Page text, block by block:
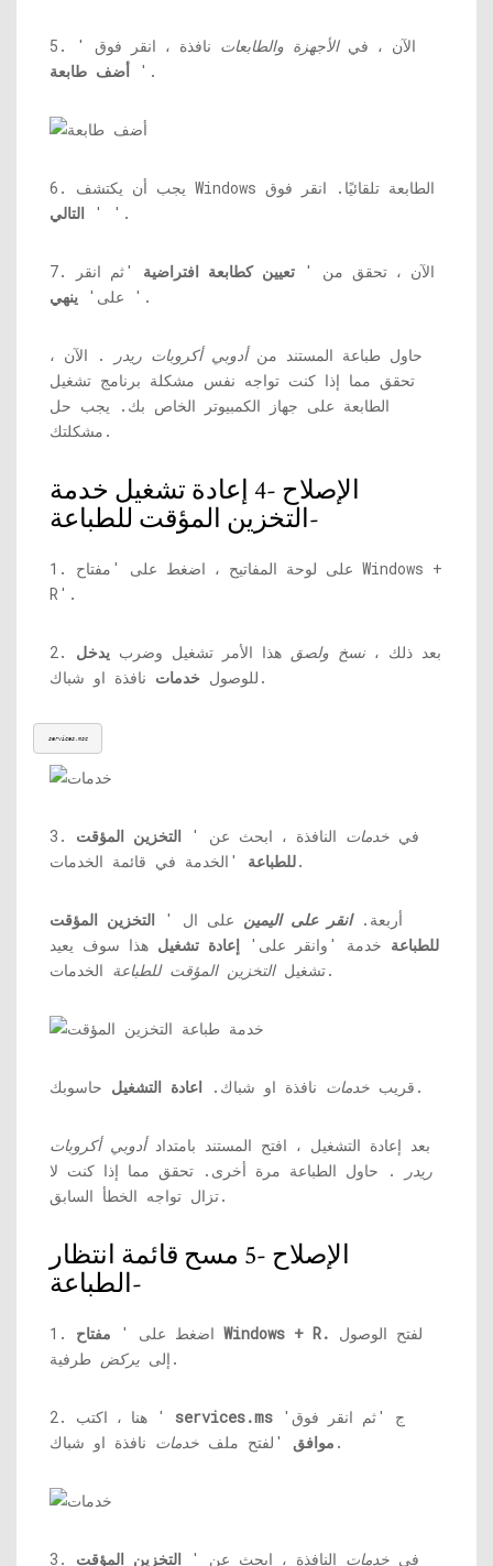
5. الآن ، فيالأجهزة والطابعات نافذة ، انقر فوق '
أضف طابعة '.
6. يجب أن يكتشف Windows الطابعة تلقائيًا. انقر فوق
' التالي '.
7. الآن ، تحقق من ' تعيين كطابعة افتراضية 'ثم انقر
على' ينهي '.
حاول طباعة المستند منأدوبي أكروبات ريدر
. الآن ،
تحقق مما إذا كنت تواجه نفس مشكلة برنامج تشغيل
الطابعة على جهاز الكمبيوتر الخاص بك. يجب حل
مشكلتك.
الإصلاح -4 إعادة تشغيل خدمة
التخزين المؤقت للطباعة-
1. على لوحة المفاتيح ، اضغط على 'مفتاح Windows +
R'.
2. بعد ذلك ، نسخ ولصق هذا الأمر تشغيل وضرب يدخل
للوصول خدمات نافذة او شباك.
services.msc
3. في خدمات النافذة ، ابحث عن ' التخزين المؤقت
للطباعة'الخدمة في قائمة الخدمات.
أربعة.انقر على اليمين على ال ' التخزين المؤقت
للطباعة خدمة 'وانقر على' إعادة تشغيل هذا سوف يعيد
تشغيلالتخزين المؤقت للطباعة الخدمات.
قريب خدمات نافذة او شباك. اعادة التشغيل حاسوبك.
بعد إعادة التشغيل ، افتح المستند بامتدادأدوبي أكروبات
ريدر
. حاول الطباعة مرة أخرى. تحقق مما إذا كنت لا
تزال تواجه الخطأ السابق.
الإصلاح -5 مسح قائمة انتظار
الطباعة-
1. اضغط على ' مفتاح Windows + R.
إلى يركض طرفية.
2. هنا ، اكتب ' services.ms ج 'ثم انقر فوق'
موافق 'لفتح ملف خدمات نافذة او شباك.
3. في خدمات النافذة ، ابحث عن ' التخزين المؤقت